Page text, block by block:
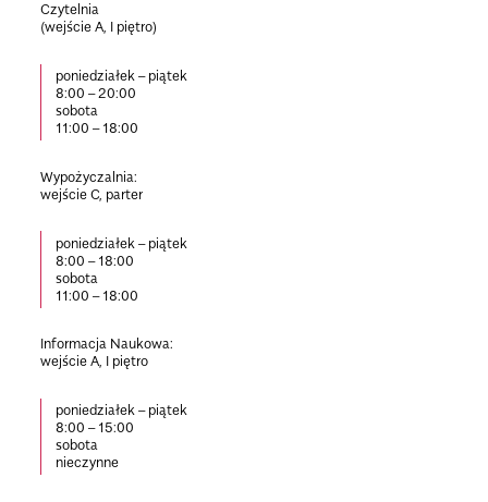
Czytelnia
(wejście A, I piętro)
poniedziałek – piątek
8:00 – 20:00
sobota
11:00 – 18:00
Wypożyczalnia:
wejście C, parter
poniedziałek – piątek
8:00 – 18:00
sobota
11:00 – 18:00
Informacja Naukowa:
wejście A, I piętro
poniedziałek – piątek
8:00 – 15:00
sobota
nieczynne